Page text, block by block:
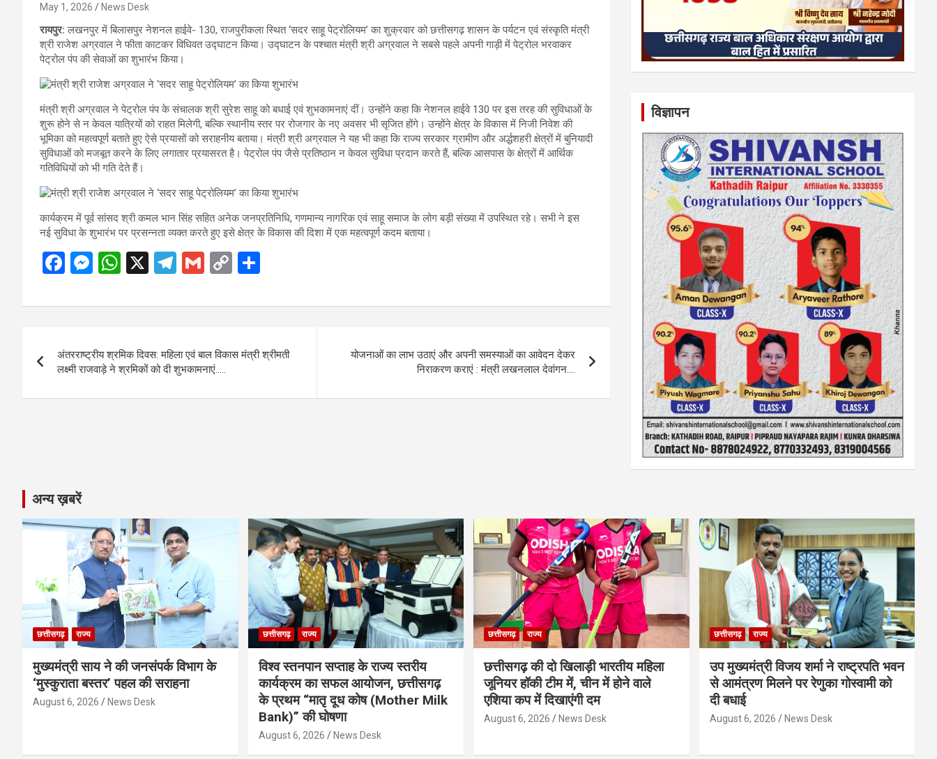
May 1, 2026 News Desk
रायपुर:लखनपुर में बिलासपुर नेशनल हाईवे- 130, राजपुरीकला स्थित ‘सदर साहू पेट्रोलियम’ का शुक्रवार को छत्तीसगढ़ शासन के पर्यटन एवं संस्कृति मंत्री
श्री राजेश अग्रवाल ने फीता काटकर विधिवत उद्घाटन किया। उद्घाटन के पश्चात मंत्री श्री अग्रवाल ने सबसे पहले अपनी गाड़ी में पेट्रोल भरवाकर
पेट्रोल पंप की सेवाओं का शुभारंभ किया।
मंत्री श्री अग्रवाल ने पेट्रोल पंप के संचालक श्री सुरेश साहू को बधाई एवं शुभकामनाएं दीं। उन्होंने कहा कि नेशनल हाईवे 130 पर इस तरह की सुविधाओं के
शुरू होने से न केवल यात्रियों को राहत मिलेगी, बल्कि स्थानीय स्तर पर रोजगार के नए अवसर भी सृजित होंगे। उन्होंने क्षेत्र के विकास में निजी निवेश की
भूमिका को महत्वपूर्ण बताते हुए ऐसे प्रयासों को सराहनीय बताया। मंत्री श्री अग्रवाल ने यह भी कहा कि राज्य सरकार ग्रामीण और अर्द्धशहरी क्षेत्रों में बुनियादी
सुविधाओं को मजबूत करने के लिए लगातार प्रयासरत है। पेट्रोल पंप जैसे प्रतिष्ठान न केवल सुविधा प्रदान करते हैं, बल्कि आसपास के क्षेत्रों में आर्थिक
गतिविधियों को भी गति देते हैं।
कार्यक्रम में पूर्व सांसद श्री कमल भान सिंह सहित अनेक जनप्रतिनिधि, गणमान्य नागरिक एवं साहू समाज के लोग बड़ी संख्या में उपस्थित रहे। सभी ने इस
नई सुविधा के शुभारंभ पर प्रसन्नता व्यक्त करते हुए इसे क्षेत्र के विकास की दिशा में एक महत्वपूर्ण कदम बताया।
F
ce
o
o
k
M
se
g
er
W
at
A
p
p
X
T
e
a
m
G
ail
C
py
n
ar
navigation
अंतरराष्ट्रीय श्रमिक दिवस: महिला एवं बाल विकास मंत्री श्रीमती
लक्ष्मी राजवाड़े ने श्रमिकों को दी शुभकामनाएं…..
योजनाओं का लाभ उठाएं और अपनी समस्याओं का आवेदन देकर
निराकरण कराएं : मंत्री लखनलाल देवांगन….
विज्ञापन
अन्य ख़बरें
छत्तीसगढ़ राज्य
मुख्यमंत्री साय ने की जनसंपर्क विभाग के
‘मुस्कुराता बस्तर’ पहल की सराहना
August 6, 2026 News Desk
छत्तीसगढ़ राज्य
विश्व स्तनपान सप्ताह के राज्य स्तरीय
कार्यक्रम का सफल आयोजन, छत्तीसगढ़
के प्रथम “मातृ दूध कोष (Mother Milk
Bank)” की घोषणा
August 6, 2026 News Desk
छत्तीसगढ़ राज्य
छत्तीसगढ़ की दो खिलाड़ी भारतीय महिला
जूनियर हॉकी टीम में, चीन में होने वाले
एशिया कप में दिखाएंगी दम
August 6, 2026 News Desk
छत्तीसगढ़ राज्य
उप मुख्यमंत्री विजय शर्मा ने राष्ट्रपति भवन
से आमंत्रण मिलने पर रेणुका गोस्वामी को
दी बधाई
August 6, 2026 News Desk